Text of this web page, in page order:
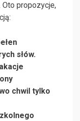
propozycje,
słów.
chwil tylko